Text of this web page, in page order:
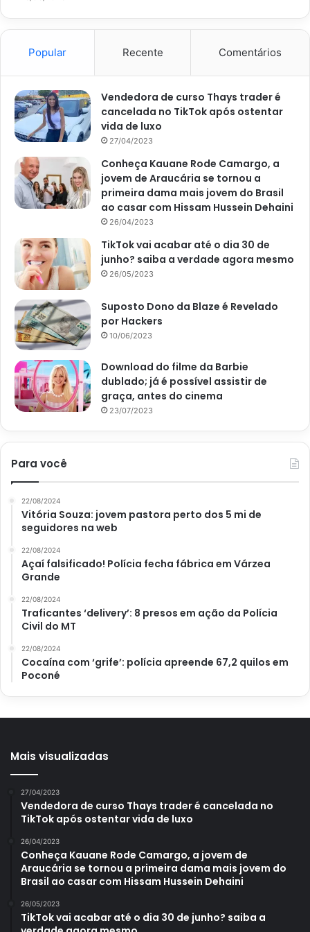
Além dos próprios limpadores de vidro, o detergente é um
sozinho não é tão eficaz quanto sua mistura com álcool ou
vinagre. Outro ingrediente que também ajuda a limpar sem
deixar manchas no vidro é a amônia.
Mas, é importante misturar bem com o detergente ou o
álcool e aplicar apenas com um borrifador para não
exagerar e deixar manchas. Logo após a aplicação,
também é essencial já passar o paninho seco vária vezes
para remover o produto.
Mistura caseira imbatível para limpar janelas de vidro facilmente;
confira – Reprodução Canva
Misturinha para manter as janelas
de vidro limpas e impecáveis
Uma misturinha muito poderosa para limpar janelas de
vidro, segundo uma matéria do site
equipe de redação em 29 de novembro de 2021, é o
bicarbonato com vinagre e suco de limão.
Mistura caseira imbatível para limpar janelas de vidro facilmente;
confira – Reprodução Site UOL
Para usá-la basta fazer uma pasta dos 3 ingredientes e
colocar sobre uma esponja macia. Depois, é só espalhar
por toda a janela e, depois, enxaguar. Conforme visto
nesta mesma matéria, o efeito dessa misturinha é o
Popular Recente Comentários
Vendedora de curso Thays trader é
cancelada no TikTok após ostentar
vida de luxo
27/04/2023
Conheça Kauane Rode Camargo, a
jovem de Araucária se tornou a
primeira dama mais jovem do Brasil
ao casar com Hissam Hussein Dehaini
26/04/2023
TikTok vai acabar até o dia 30 de
junho? saiba a verdade agora mesmo
26/05/2023
Suposto Dono da Blaze é Revelado
por Hackers
10/06/2023
Download do filme da Barbie
dublado; já é possível assistir de
graça, antes do cinema
23/07/2023
Para você
22/08/2024
Vitória Souza: jovem pastora perto dos 5 mi de
seguidores na web
22/08/2024
Açaí falsificado! Polícia fecha fábrica em Várzea
Grande
22/08/2024
Traficantes ‘delivery’: 8 presos em ação da Polícia
Civil do MT
22/08/2024
Cocaína com ‘grife’: polícia apreende 67,2 quilos em
Poconé
Mais visualizadas
27/04/2023
Vendedora de curso Thays trader é cancelada no
TikTok após ostentar vida de luxo
26/04/2023
Conheça Kauane Rode Camargo, a jovem de
Araucária se tornou a primeira dama mais jovem do
Brasil ao casar com Hissam Hussein Dehaini
26/05/2023
TikTok vai acabar até o dia 30 de junho? saiba a